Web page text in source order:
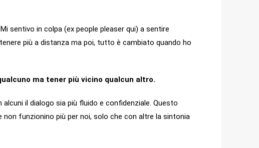
sentivo in colpa (ex people pleaser qui) a sentire
più a distanza ma poi, tutto è cambiato quando ho
ma tener più vicino qualcun altro.
il dialogo sia più fluido e confidenziale. Questo
funzionino più per noi, solo che con altre la sintonia